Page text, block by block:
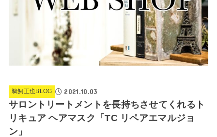
鵜飼正也BLOG 2021.10.03
サロントリートメントを長持ちさせてくれるト
リキュア ヘアマスク「TC リペアエマルジョ
ン」